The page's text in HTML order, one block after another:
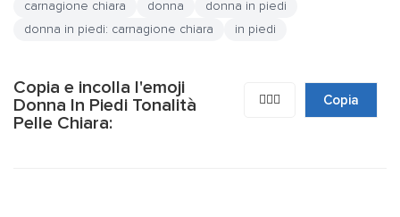
carnagione chiara donna
donna in piedi
donna in piedi: carnagione chiara
in piedi
Copia e incolla l'emoji
Donna In Piedi Tonalità
Pelle Chiara:
🧍🏻‍♀️ Copia